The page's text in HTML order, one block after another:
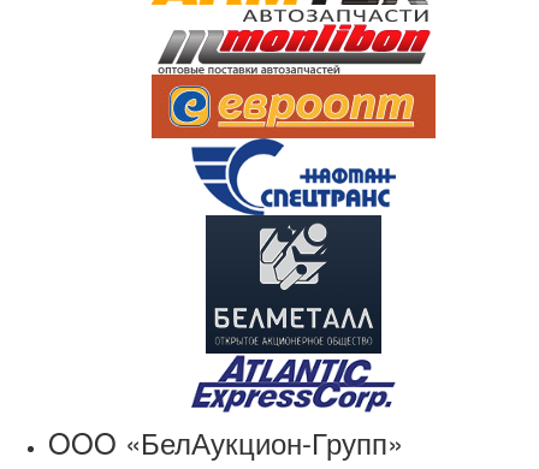
OOO «БелАукцион-Групп»